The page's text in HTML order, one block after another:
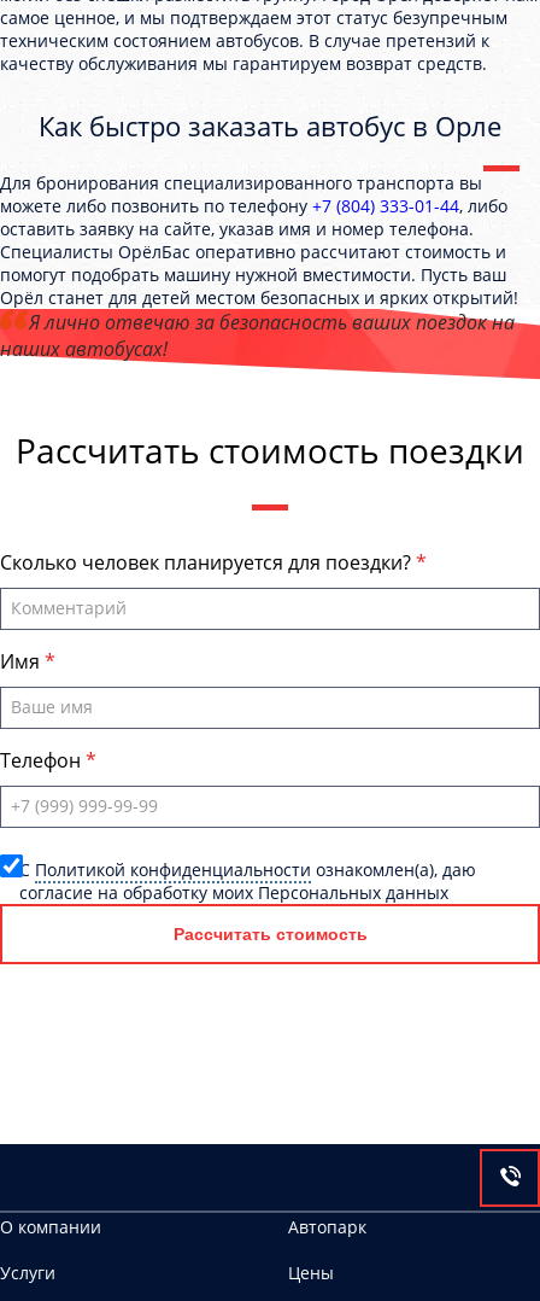
самое ценное, и мы подтверждаем этот статус безупречным
техническим состоянием автобусов. В случае претензий к
качеству обслуживания мы гарантируем возврат средств.
Как быстро заказать автобус в Орле
Для бронирования специализированного транспорта вы
можете либо позвонить по телефону +7 (804) 333-01-44, либо
оставить заявку на сайте, указав имя и номер телефона.
Специалисты ОрёлБас оперативно рассчитают стоимость и
помогут подобрать машину нужной вместимости. Пусть ваш
Орёл станет для детей местом безопасных и ярких открытий!
Я лично отвечаю за безопасность ваших поездок на
наших автобусах!
Рассчитать стоимость поездки
Сколько человек планируется для поездки?
Имя
Телефон
C Политикой конфиденциальности ознакомлен(а), даю
согласие на обработку моих Персональных данных
Рассчитать стоимость
О компании
Автопарк
Услуги
Цены